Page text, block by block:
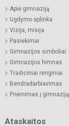
Apie gimnaziją
Ugdymo aplinka
Vizija, misija
Pasiekimai
Gimnazijos simboliai
Gimnazijos himnas
Tradiciniai renginiai
Bendradarbiavimas
Priėmimas į gimnaziją
Ataskaitos